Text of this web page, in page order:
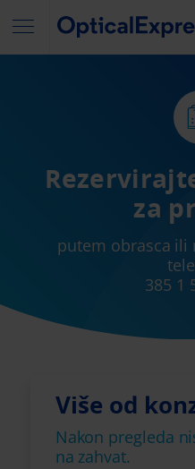
za
putem obrasca ili
385 1
Više od
Nakon pregleda
na zahvat.